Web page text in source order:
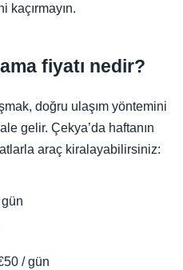
kaçırmayın.
fiyatı nedir?
doğru ulaşım yöntemini
gelir. Çekya’da haftanın
araç kiralayabilirsiniz:
gün
/ gün